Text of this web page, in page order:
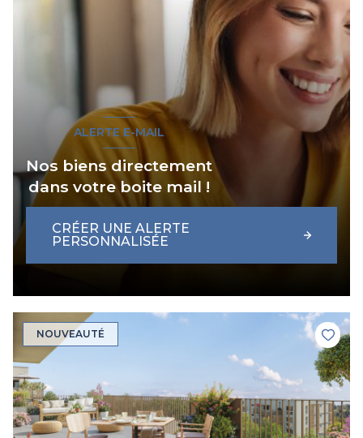
ALERTE E-MAIL
Nos biens directement
dans votre boite mail !
CRÉER UNE ALERTE
PERSONNALISÉE
NOUVEAUTÉ